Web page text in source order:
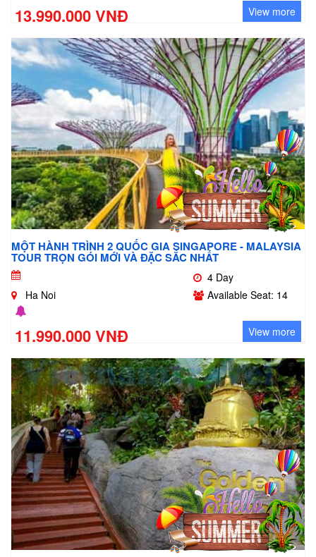
13.990.000 VNĐ View more
MỘT HÀNH TRÌNH 2 QUỐC GIA SINGAPORE - MALAYSIA
TOUR TRỌN GÓI MỚI VÀ ĐẶC SẮC NHẤT
4 Day
Ha Noi
Available Seat: 14
11.990.000 VNĐ View more